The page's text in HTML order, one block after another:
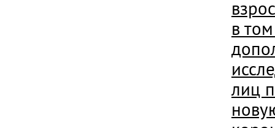
в
лиц